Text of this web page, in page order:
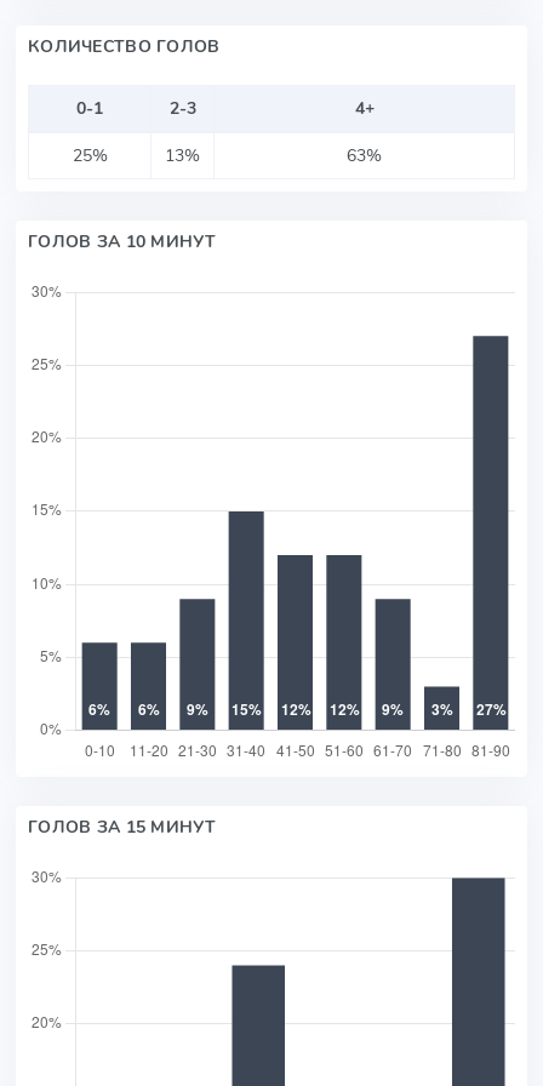
КОЛИЧЕСТВО ГОЛОВ
0-1 2-3
4+
25%
13% 63%
ГОЛОВ ЗА 10 МИНУТ
ГОЛОВ ЗА 15 МИНУТ